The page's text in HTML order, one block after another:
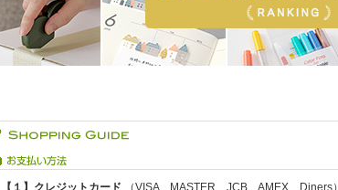
【１】クレジットカード （VISA MASTER JCB AMEX Diners）